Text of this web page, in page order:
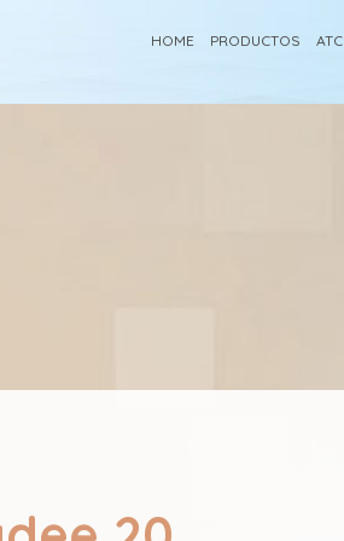
HOME PRODUCTOS ATC